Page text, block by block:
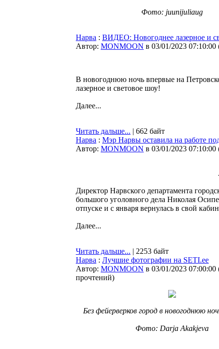
Фото: juunijuliaug
Нарва : ВИДЕО: Новогоднее лазерное и
Автор: MONMOON в 03/01/2023 07:10:00
В новогоднюю ночь впервые на
лазерное и световое шоу!
Далее...
Читать дальше... | 662 байт
Нарва : Мэр Нарвы оставила на работе
Автор: MONMOON в 03/01/2023 07:10:00
Директор Нарвского департамента
большого уголовного дела Николая
отпуске и с января вернулась в свой
Далее...
Читать дальше... | 2253 байт
Нарва : Лучшие фотографии на SETI.ee
Автор: MONMOON в 03/01/2023 07:00:00
прочтений)
Без фейерверков город в новогоднюю
Фото: Darja Akakjeva